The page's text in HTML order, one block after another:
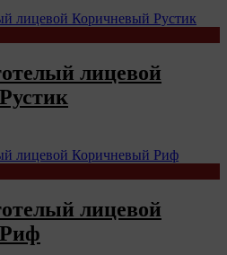
лицевой
лицевой